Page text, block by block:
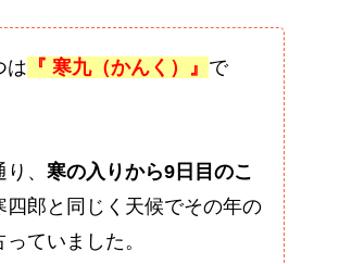
は 『 寒九（かんく）』 で
、 寒の入りから9日目のこ
四郎と同じく天候でその年の
ていました。